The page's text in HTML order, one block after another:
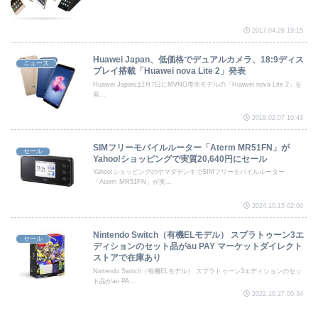
2017.04.26 19:15
ニュース
Huawei Japan、低価格でデュアルカメラ、18:9ディス
プレイ搭載「Huawei nova Lite 2」発表
Huawei Japanは2月7日にMVNO専売モデルの「Huawei nova Lite 2」を
発...
2018.02.07 10:43
セール
SIMフリーモバイルルーター「Aterm MR51FN」が
Yahoo!ショッピングで実質20,640円にセール
Yahoo!ショッピングのヤマダデンキでSIMフリーモバイルルーター
「Aterm MR51FN」が実...
2024.10.15 02:00
セール
Nintendo Switch（有機ELモデル） スプラトゥーン3エ
ディションのセット品がau PAY マーケットダイレクト
ストアで在庫あり
Nintendo Switch（有機ELモデル） スプラトゥーン3エディションのセッ
ト品がau PA...
2022.10.27 00:34